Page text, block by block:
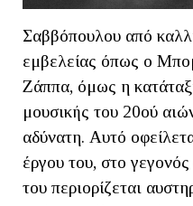
Σαββόπουλου από
εμβελείας όπως ο
Ζάππα, όμως η
μουσικής του 20ού
αδύνατη. Αυτό
έργου του, στο γεγονός
του περιορίζεται